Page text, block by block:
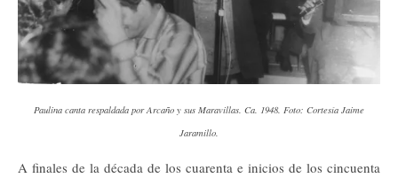
Paulina canta respaldada por Arcaño y sus Maravillas. Ca. 1948. Foto: Cortesía Jaime
Jaramillo.
A finales de la década de los cuarenta e inicios de los cincuenta